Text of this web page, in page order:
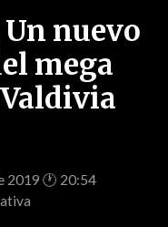
nuevo
mega
2019 🕐 20:54